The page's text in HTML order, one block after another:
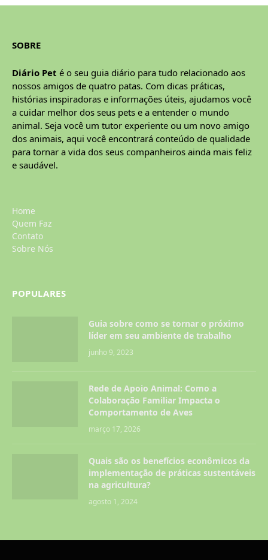
SOBRE
Diário Pet é o seu guia diário para tudo relacionado aos
nossos amigos de quatro patas. Com dicas práticas,
histórias inspiradoras e informações úteis, ajudamos você
a cuidar melhor dos seus pets e a entender o mundo
animal. Seja você um tutor experiente ou um novo amigo
dos animais, aqui você encontrará conteúdo de qualidade
para tornar a vida dos seus companheiros ainda mais feliz
e saudável.
Home
Quem Faz
Contato
Sobre Nós
POPULARES
Guia sobre como se tornar o próximo
líder em seu ambiente de trabalho
junho 9, 2023
Rede de Apoio Animal: Como a
Colaboração Familiar Impacta o
Comportamento de Aves
março 17, 2026
Quais são os benefícios econômicos da
implementação de práticas sustentáveis
na agricultura?
agosto 1, 2024